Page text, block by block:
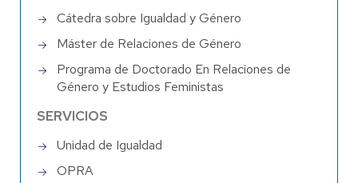
Cátedra sobre Igualdad y Género
Máster de Relaciones de Género
Programa de Doctorado En Relaciones de
Género y Estudios Feministas
SERVICIOS
Unidad de Igualdad
OPRA